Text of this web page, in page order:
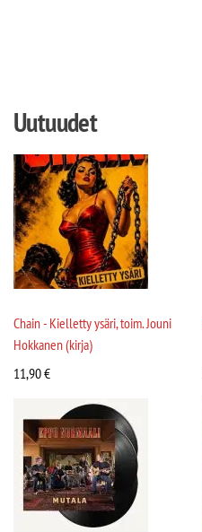
Uutuudet
Chain - Kielletty ysäri, toim. Jouni
Hokkanen (kirja)
11,90€